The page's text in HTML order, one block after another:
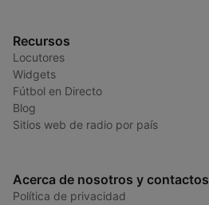
Recursos
Locutores
Widgets
Fútbol en Directo
Blog
Sitios web de radio por país
Acerca de nosotros y contactos
Política de privacidad